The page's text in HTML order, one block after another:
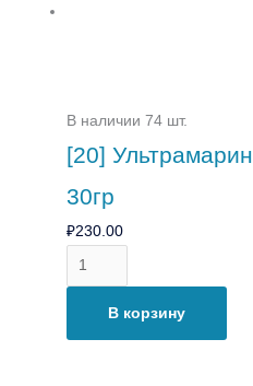
В наличии 74 шт.
[20] Ультрамарин
30гр
₽230.00
В корзину